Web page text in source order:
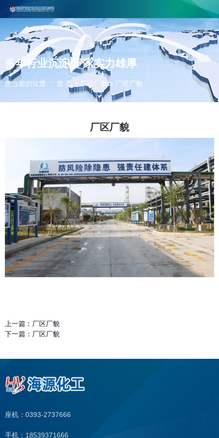
河南海源精细化工有限公司主要生产丙炔醇、丁炔二醇和3-氯丙炔，欢
迎合作咨询！
联系电话：0393-2737666
多年行业沉淀 厂家实力雄厚
您当前的位置 ： 首 页 > 厂容厂貌 > 厂区厂貌
厂区厂貌
上一篇： 厂区厂貌
下一篇： 厂区厂貌
座机：0393-2737666
手机：18539371666